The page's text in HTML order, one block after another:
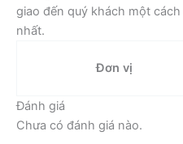
giao đến quý khách một
nhất.
Đơn vị
Đánh giá
Chưa có đánh giá nào.